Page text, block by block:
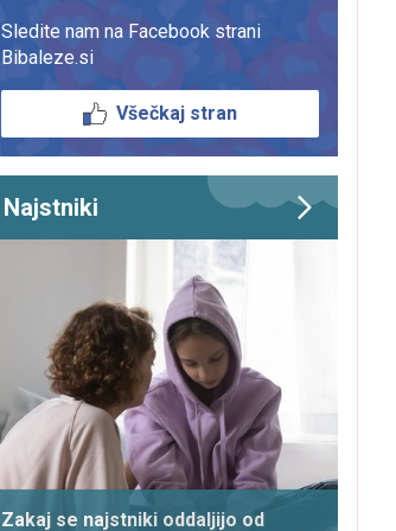
Sledite nam na Facebook strani
Bibaleze.si
Všečkaj stran
Najstniki
Zakaj se najstniki oddaljijo od